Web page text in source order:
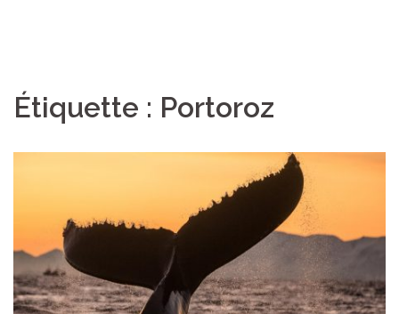
Étiquette : Portoroz